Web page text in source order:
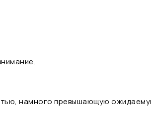
намного превышающую